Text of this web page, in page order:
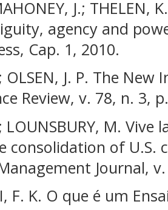
J.; THELEN,
agency and
Cap. 1, 2010.
OLSEN, J. P. The
Review, v. 78, n. 3,
LOUNSBURY, M.
consolidation of U.S.
Journal,
F. K. O que é um